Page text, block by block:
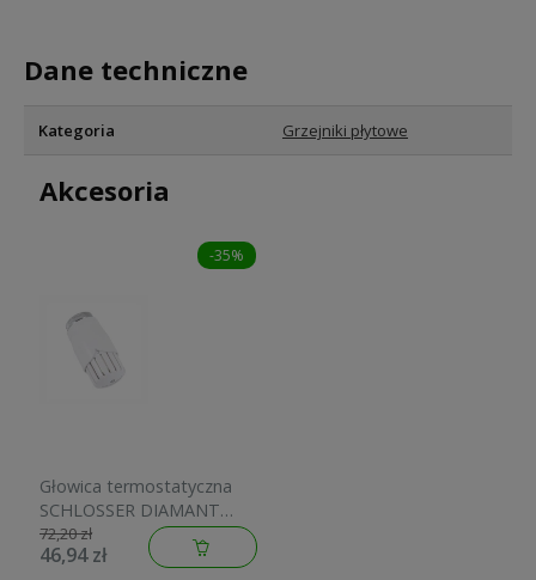
Dane techniczne
Kategoria Grzejniki płytowe
Akcesoria
-35%
Głowica termostatyczna
SCHLOSSER DIAMANT
M30x1,5 biała 600100001
72,20 zł
46,94 zł